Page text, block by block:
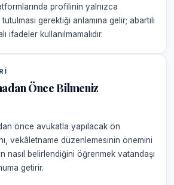
profilinin yalnızca
gerektiği anlamına gelir; abartılı
ifadeler kullanılmamalıdır.
Önce Bilmeniz
önce avukatla yapılacak ön
vekâletname düzenlemesinin önemini
nasıl belirlendiğini öğrenmek vatandaşı
getirir.